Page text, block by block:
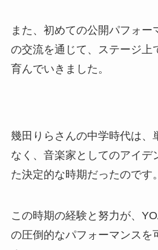
また、初めての公開パフォー
の交流を通じて、ステージ上
育んでいきました。
幾田りらさんの中学時代は、
なく、音楽家としてのアイデ
た決定的な時期だったのです。
この時期の経験と努力が、
の圧倒的なパフォーマンスを